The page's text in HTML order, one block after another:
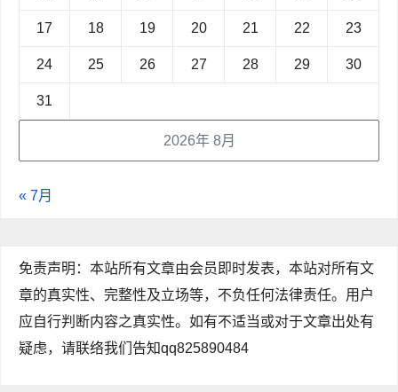
2026年 8月
17 18 19 20 21 22 23
24 25 26 27 28 29 30
31
« 7月
免责声明：本站所有文章由会员即时发表，本站对所有文
章的真实性、完整性及立场等，不负任何法律责任。用户
应自行判断内容之真实性。如有不适当或对于文章出处有
疑虑，请联络我们告知qq825890484